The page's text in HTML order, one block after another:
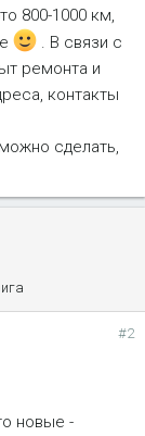
800-1000 км,
. В связи с
ремонта и
контакты
сделать,
#2
новые -